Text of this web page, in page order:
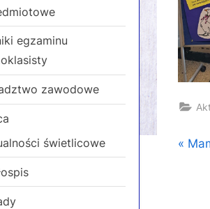
P
egzaminu
zawodowe
świetlicowe